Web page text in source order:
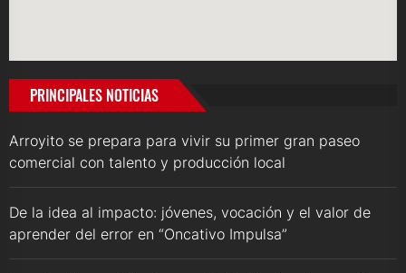
PRINCIPALES NOTICIAS
Arroyito se prepara para vivir su primer gran paseo
comercial con talento y producción local
De la idea al impacto: jóvenes, vocación y el valor de
aprender del error en “Oncativo Impulsa”